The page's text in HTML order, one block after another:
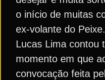
o início de muitas
ex-volante do Peixe.
Lucas Lima contou
momento em que
convocação feita